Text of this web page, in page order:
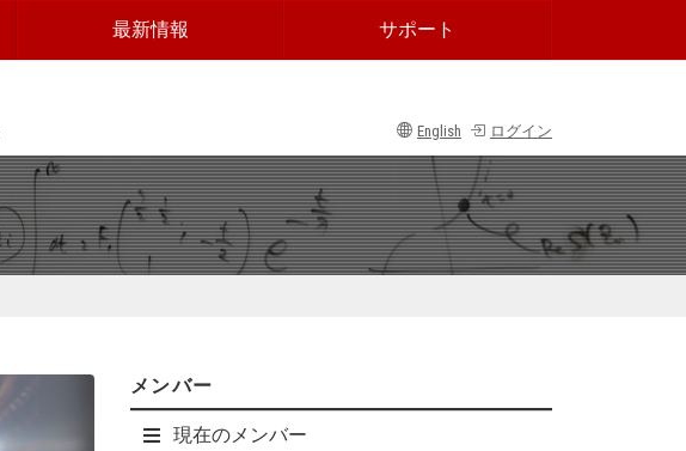
最新情報 サポート
English ログイン
メンバー
現在のメンバー